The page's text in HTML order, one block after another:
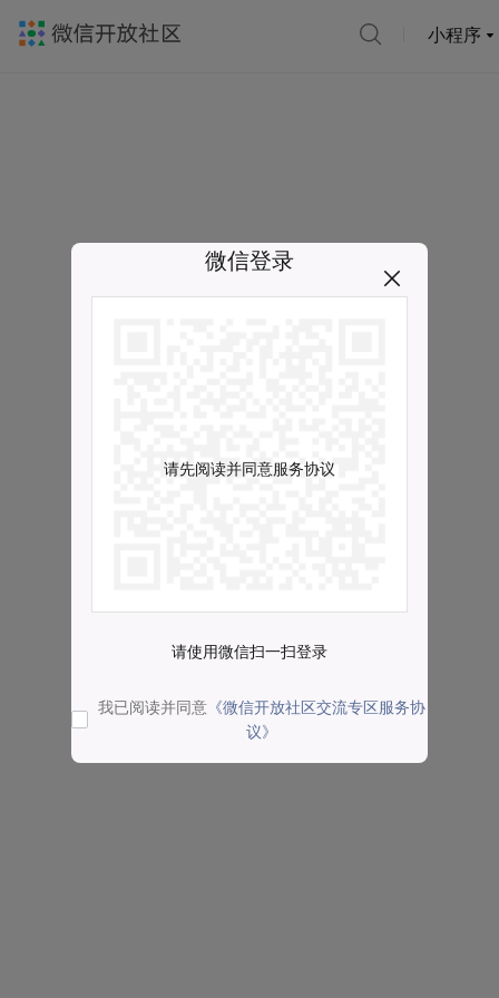
小程序
微信登录
请先阅读并同意服务协议
请使用微信扫一扫登录
我已阅读并同意 《微信开放社区交流专区服务协
议》